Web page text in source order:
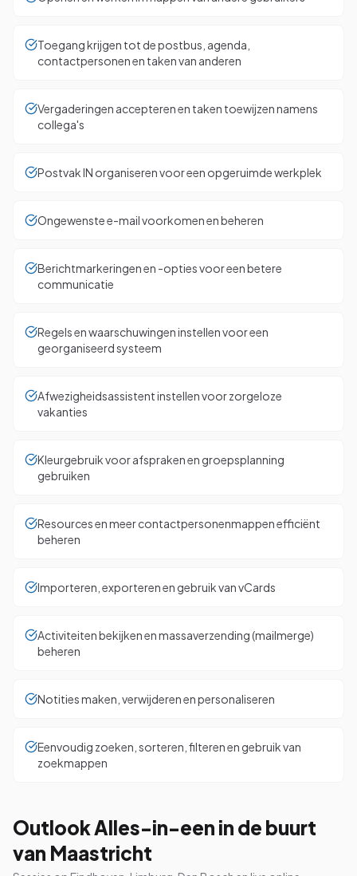
Toegang krijgen tot de postbus, agenda,
contactpersonen en taken van anderen
Vergaderingen accepteren en taken toewijzen namens
collega's
Postvak IN organiseren voor een opgeruimde werkplek
Ongewenste e-mail voorkomen en beheren
Berichtmarkeringen en -opties voor een betere
communicatie
Regels en waarschuwingen instellen voor een
georganiseerd systeem
Afwezigheidsassistent instellen voor zorgeloze
vakanties
Kleurgebruik voor afspraken en groepsplanning
gebruiken
Resources en meer contactpersonenmappen efficiënt
beheren
Importeren, exporteren en gebruik van vCards
Activiteiten bekijken en massaverzending (mailmerge)
beheren
Notities maken, verwijderen en personaliseren
Eenvoudig zoeken, sorteren, filteren en gebruik van
zoekmappen
Outlook Alles-in-een in de buurt
van Maastricht